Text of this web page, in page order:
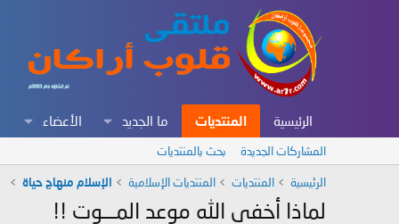
الرئيسية المنتديات ما الجديد الأعضاء
المشاركات الجديدة بحث بالمنتديات
الرئيسية المنتديات المنتديات الإسلامية الإسلام منهاج حياة
لماذا أخفى الله موعد المـــوت !!